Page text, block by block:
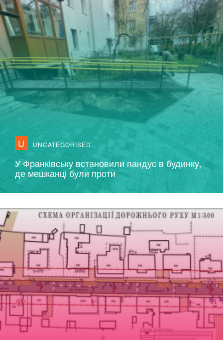
U UNCATEGORISED
У Франківську встановили пандус в будинку,
де мешканці були проти